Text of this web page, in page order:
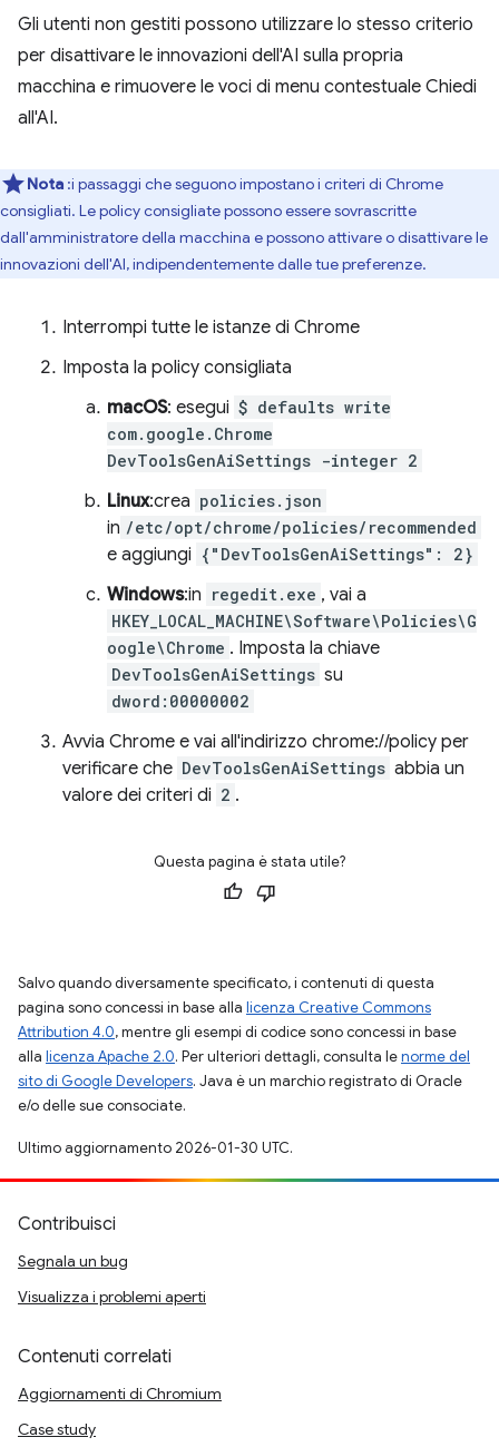
Gli utenti non gestiti possono utilizzare lo stesso criterio
per disattivare le innovazioni dell'AI sulla propria
macchina e rimuovere le voci di menu contestuale Chiedi
all'AI.
Nota :i passaggi che seguono impostano i criteri di Chrome
consigliati. Le policy consigliate possono essere sovrascritte
dall'amministratore della macchina e possono attivare o disattivare le
innovazioni dell'AI, indipendentemente dalle tue preferenze.
Interrompi tutte le istanze di Chrome
Imposta la policy consigliata
macOS: esegui $ defaults write
com.google.Chrome
DevToolsGenAiSettings -integer 2
Linux:crea policies.json
in /etc/opt/chrome/policies/recommended
e aggiungi {"DevToolsGenAiSettings": 2}
Windows:in regedit.exe , vai a
HKEY_LOCAL_MACHINE\Software\Policies\G
oogle\Chrome . Imposta la chiave
DevToolsGenAiSettings su
dword:00000002
Avvia Chrome e vai all'indirizzo chrome://policy per
verificare che DevToolsGenAiSettings abbia un
valore dei criteri di 2 .
Questa pagina è stata utile?
Salvo quando diversamente specificato, i contenuti di questa
pagina sono concessi in base alla licenza Creative Commons
Attribution 4.0, mentre gli esempi di codice sono concessi in base
alla licenza Apache 2.0. Per ulteriori dettagli, consulta lenorme del
sito di Google Developers. Java è un marchio registrato di Oracle
e/o delle sue consociate.
Ultimo aggiornamento 2026-01-30 UTC.
Contribuisci
Segnala un bug
Visualizza i problemi aperti
Contenuti correlati
Aggiornamenti di Chromium
Case study